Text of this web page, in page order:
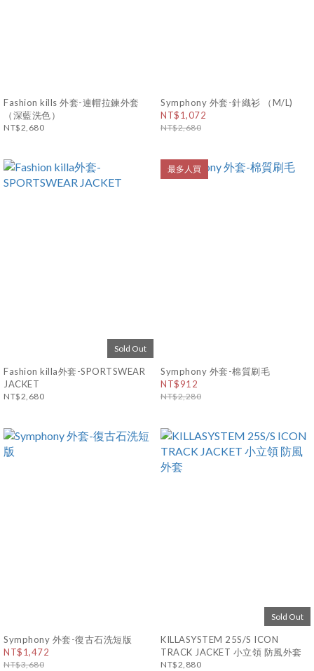
Fashion kills 外套-連帽拉鍊外套
（深藍洗色）
NT$2,680
Symphony 外套-針織衫 （M/L)
NT$1,072
NT$2,680
Sold Out
Fashion killa外套-SPORTSWEAR
JACKET
NT$2,680
最多人買
Symphony 外套-棉質刷毛
NT$912
NT$2,280
Symphony 外套-復古石洗短版
NT$1,472
NT$3,680
Sold Out
KILLASYSTEM 25S/S ICON
TRACK JACKET 小立領 防風外套
NT$2,880